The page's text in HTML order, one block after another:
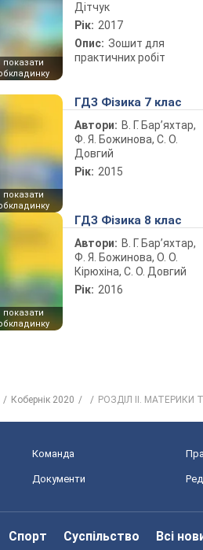
показати
Дітчук
Рік: 2017
Опис: Зошит для
практичних робіт
показати
ГДЗ Фізика 7 клас
Автори: В. Г. Бар’яхтар,
Ф. Я. Божинова, С. О.
Довгий
Рік: 2015
показати
ГДЗ Фізика 8 клас
Автори: В. Г. Бар’яхтар,
Ф. Я. Божинова, О. О.
Кірюхіна, С. О. Довгий
Рік: 2016
Кобернік 2020 РОЗДІЛ II. МАТЕРИКИ
Команда
Документи
Спорт Суспільство Всі